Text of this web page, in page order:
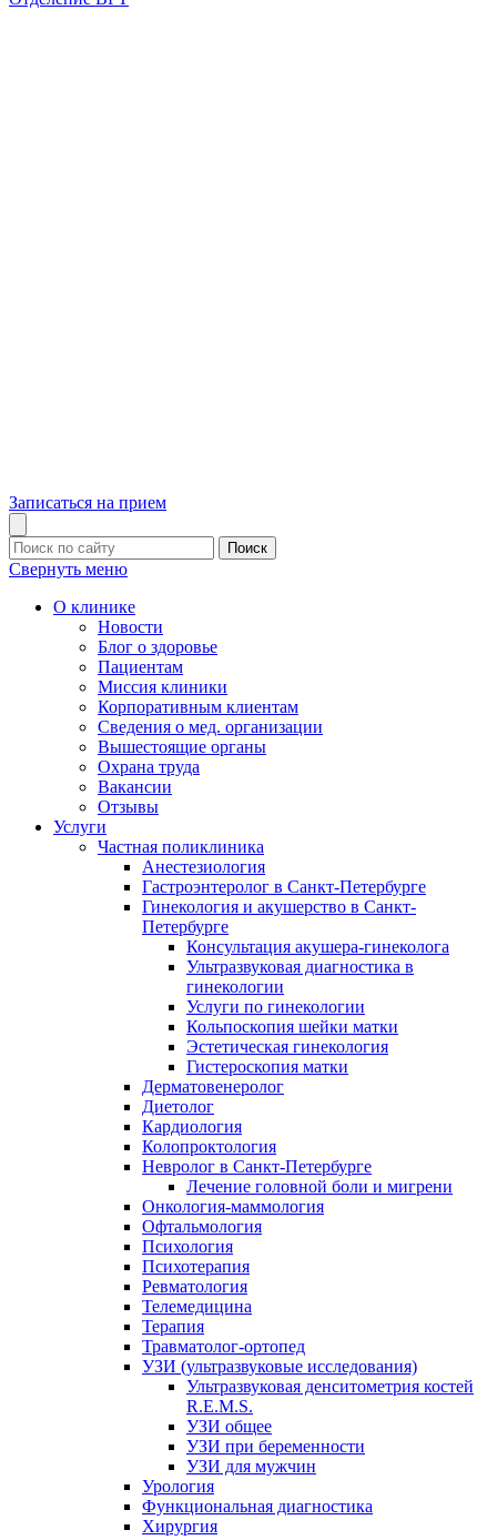
Записаться на прием
Поиск
Свернуть меню
О клинике
Новости
Блог о здоровье
Пациентам
Миссия клиники
Корпоративным клиентам
Сведения о мед. организации
Вышестоящие органы
Охрана труда
Вакансии
Отзывы
Услуги
Частная поликлиника
Анестезиология
Гастроэнтеролог в Санкт-Петербурге
Гинекология и акушерство в Санкт-
Петербурге
Консультация акушера-гинеколога
Ультразвуковая диагностика в
гинекологии
Услуги по гинекологии
Кольпоскопия шейки матки
Эстетическая гинекология
Гистероскопия матки
Дерматовенеролог
Диетолог
Кардиология
Колопроктология
Невролог в Санкт-Петербурге
Лечение головной боли и мигрени
Онкология-маммология
Офтальмология
Психология
Психотерапия
Ревматология
Телемедицина
Терапия
Травматолог-ортопед
УЗИ (ультразвуковые исследования)
Ультразвуковая денситометрия костей
R.E.M.S.
УЗИ общее
УЗИ при беременности
УЗИ для мужчин
Урология
Функциональная диагностика
Хирургия